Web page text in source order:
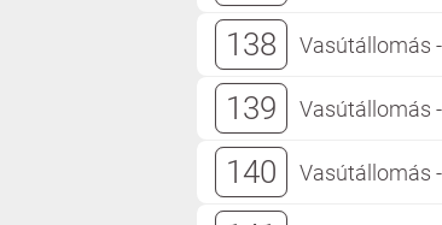
138 Vasútállomás
139 Vasútállomás
140 Vasútállomás